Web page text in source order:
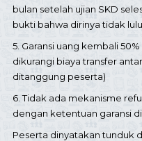
bulan setelah ujian SKD
bukti bahwa dirinya tidak
5. Garansi uang kembali
dikurangi biaya transfer
ditanggung peserta)
6. Tidak ada mekanisme
dengan ketentuan garansi
Peserta dinyatakan tunduk